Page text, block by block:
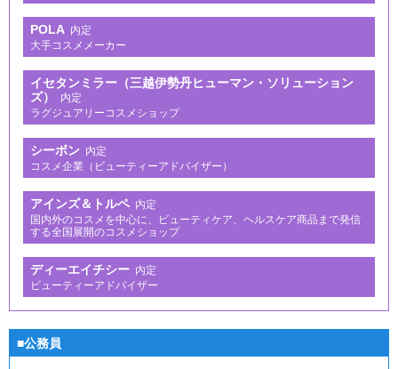
POLA 内定
大手コスメメーカー
イセタンミラー（三越伊勢丹ヒューマン・ソリューション
ズ）
内定
ラグジュアリーコスメショップ
シーボン 内定
コスメ企業（ビューティーアドバイザー）
アインズ＆トルペ 内定
国内外のコスメを中心に、ビューティケア、ヘルスケア商品まで発信
する全国展開のコスメショップ
ディーエイチシー 内定
ビューティーアドバイザー
■公務員